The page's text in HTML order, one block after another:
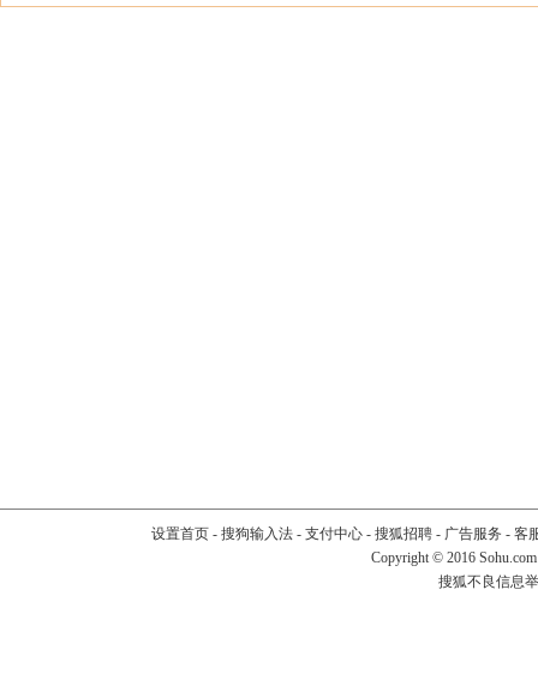
设置首页- 搜狗输入法- 支付中心- 搜狐招聘- 广告服务 - 客
Copyright © 2016
搜狐不良信息